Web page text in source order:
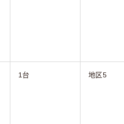
1台 地区5